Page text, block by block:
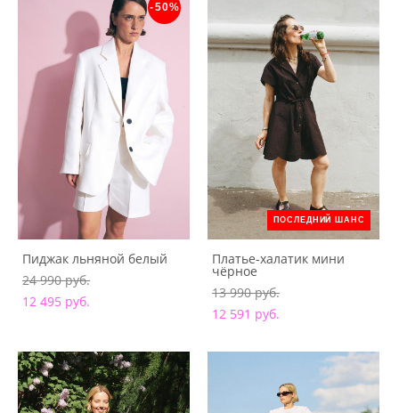
-50%
Пиджак льняной белый
24 990 pуб.
12 495 pуб.
ПОСЛЕДНИЙ ШАНС
Платье-халатик мини
чёрное
13 990 pуб.
12 591 pуб.